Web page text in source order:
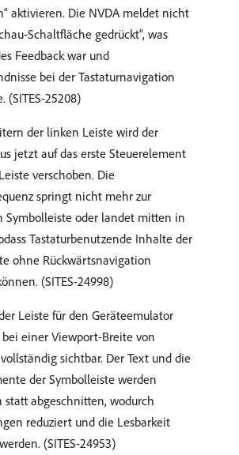
aktivieren. Die NVDA meldet nicht
Schaltfläche gedrückt“, was
Feedback war und
bei der Tastaturnavigation
(SITES-25208)
der linken Leiste wird der
jetzt auf das erste Steuerelement
verschoben. Die
springt nicht mehr zur
Symbolleiste oder landet mitten in
Tastaturbenutzende Inhalte der
ohne Rückwärtsnavigation
(SITES-24998)
Leiste für den Geräteemulator
einer Viewport-Breite von
sichtbar. Der Text und die
der Symbolleiste werden
statt abgeschnitten, wodurch
reduziert und die Lesbarkeit
(SITES-24953)